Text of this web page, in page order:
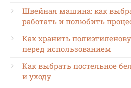
Швейная машина: как
работать и полюбить
Как хранить
перед использованием
Как выбрать постельное
и уходу